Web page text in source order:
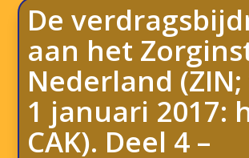
De
aan het
Nederland
1 januari 2017:
CAK). Deel 4 –